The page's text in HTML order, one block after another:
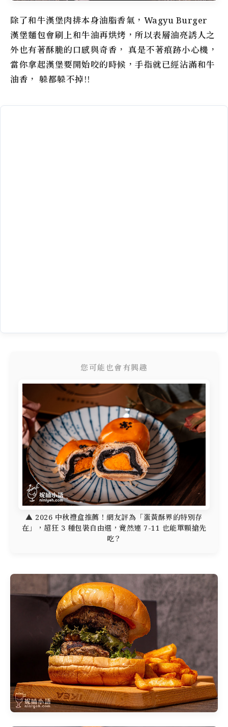
除了和牛漢堡肉排本身油脂香氣，Wagyu Burger
漢堡麵包會刷上和牛油再烘烤，所以表層油亮誘人之
外也有著酥脆的口感與奇香， 真是不著痕跡小心機，
當你拿起漢堡要開始咬的時候，手指就已經沾滿和牛
油香， 躲都躲不掉!!
您可能也會有興趣
▲ 2026 中秋禮盒推薦！網友評為「蛋黃酥界的特別存
在」，超狂 3 種包裝自由選，竟然連 7-11 也能單顆搶先
吃？